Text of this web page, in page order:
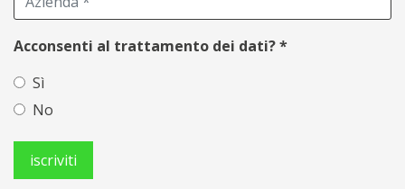
Acconsenti al trattamento dei dati?*
Sì
No